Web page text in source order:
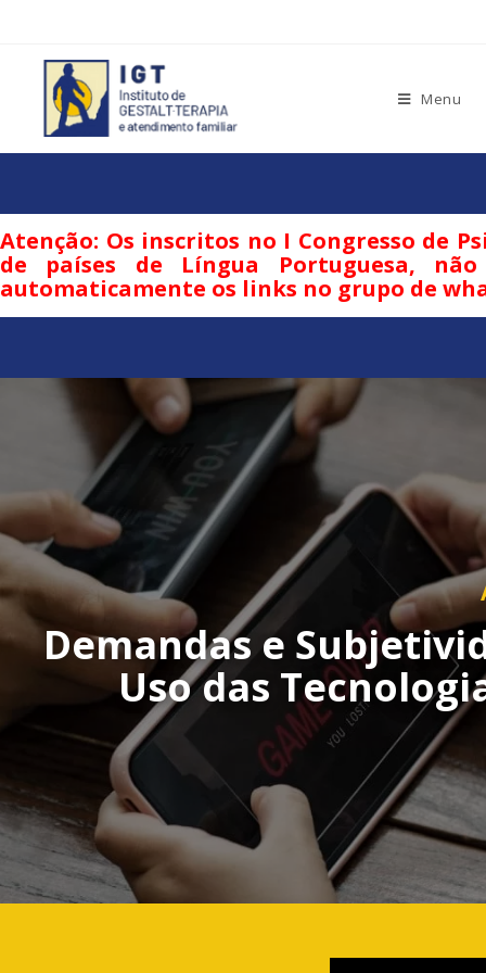
Menu
Atenção: Os inscritos no I Congresso de
de países de Língua Portuguesa,
automaticamente os links no grupo de
Demandas e
Uso das